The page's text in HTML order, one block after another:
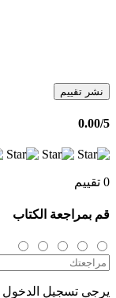
نشر تقييم
0.00/5
0 تقييم
قم بمراجعة الكتاب
يرجى تسجيل